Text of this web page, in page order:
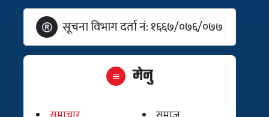
सूचना विभाग दर्ता नं: १६६७/०७६/०७७
मेनु